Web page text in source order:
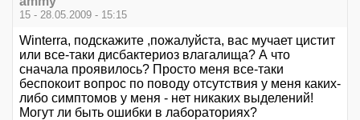
15 - 28.05.2009 - 15:15
Winterra, подскажите ,пожалуйста, вас мучает цистит
или все-таки дисбактериоз влагалища? А что
сначала проявилось? Просто меня все-таки
беспокоит вопрос по поводу отсутствия у меня каких-
либо симптомов у меня - нет никаких выделений!
Могут ли быть ошибки в лабораториях?